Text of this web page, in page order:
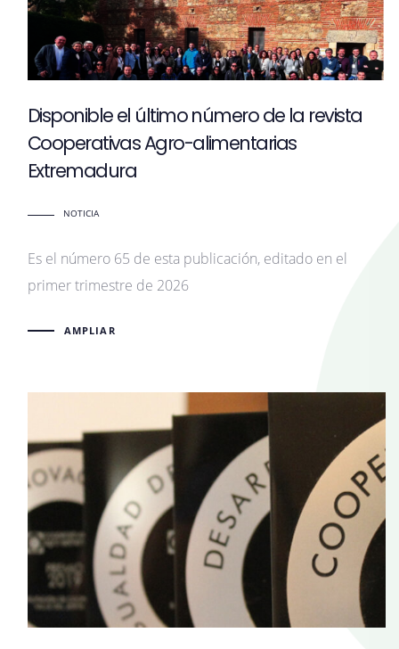
Disponible el último número de la revista
Cooperativas Agro-alimentarias
Extremadura
NOTICIA
Es el número 65 de esta publicación, editado en el
primer trimestre de 2026
AMPLIAR